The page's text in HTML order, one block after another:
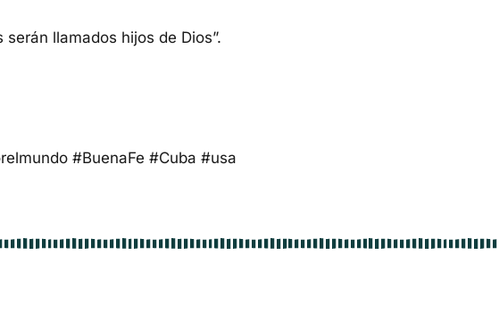
llamados hijos de Dios”.
#BuenaFe #Cuba #usa